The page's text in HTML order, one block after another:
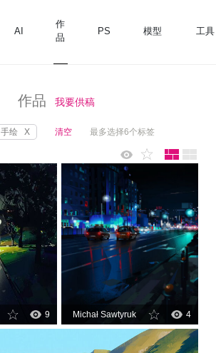
AI
作
品
PS 模型 工具
作品 我要供稿
手绘 X 清空 最多选择6个标签
9 Michał Sawtyruk 4